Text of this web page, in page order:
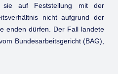
sie auf Feststellung mit der
nicht aufgrund der
enden dürfen. Der Fall landete
Bundesarbeitsgericht (BAG),